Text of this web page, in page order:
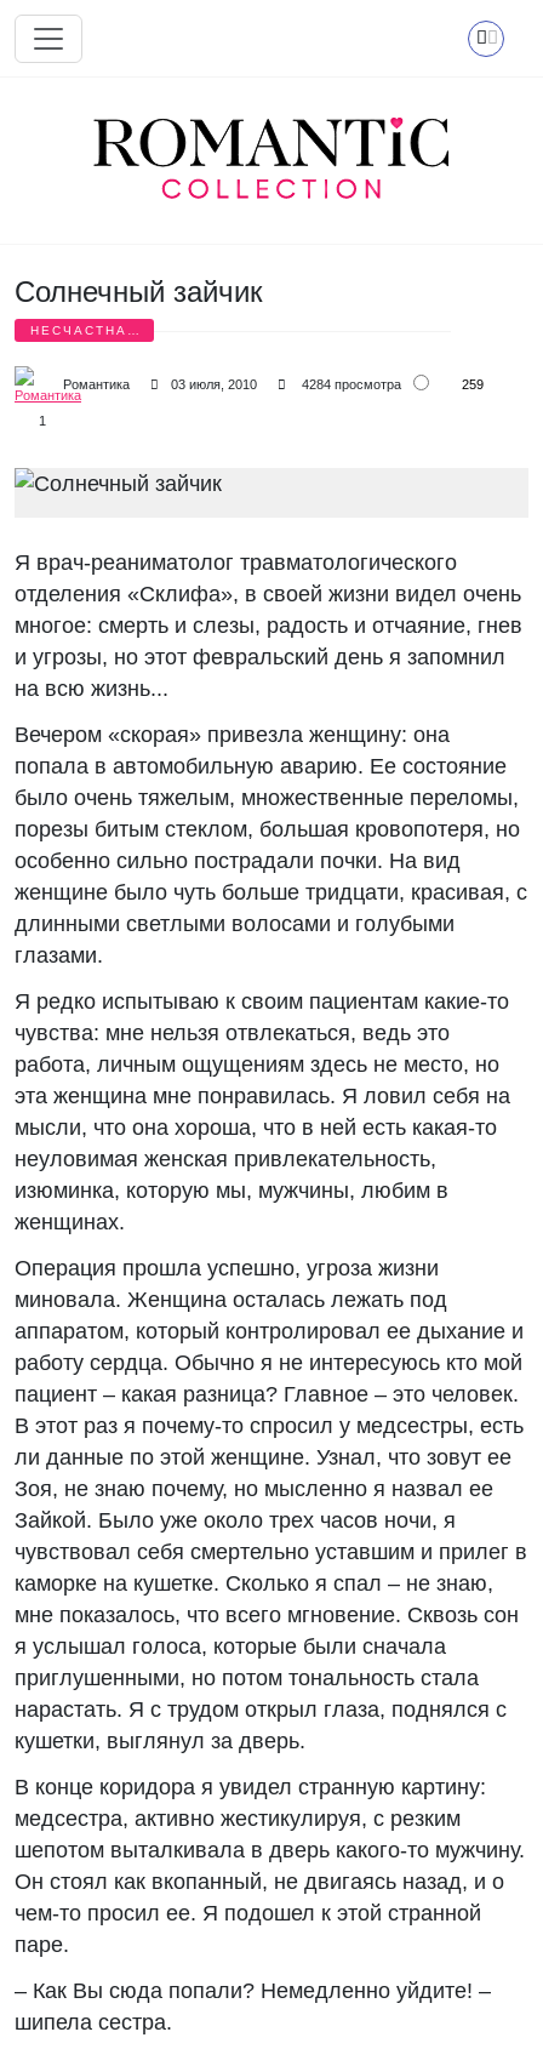
Перейти к основному содержанию
Солнечный зайчик
НЕСЧАСТНАЯ
Романтика 03 июля, 2010 4284 просмотра 259
1
Я врач-реаниматолог травматологического
отделения «Склифа», в своей жизни видел очень
многое: смерть и слезы, радость и отчаяние, гнев
и угрозы, но этот февральский день я запомнил
на всю жизнь...
Вечером «скорая» привезла женщину: она
попала в автомобильную аварию. Ее состояние
было очень тяжелым, множественные переломы,
порезы битым стеклом, большая кровопотеря, но
особенно сильно пострадали почки. На вид
женщине было чуть больше тридцати, красивая, с
длинными светлыми волосами и голубыми
глазами.
Я редко испытываю к своим пациентам какие-то
чувства: мне нельзя отвлекаться, ведь это
работа, личным ощущениям здесь не место, но
эта женщина мне понравилась. Я ловил себя на
мысли, что она хороша, что в ней есть какая-то
неуловимая женская привлекательность,
изюминка, которую мы, мужчины, любим в
женщинах.
Операция прошла успешно, угроза жизни
миновала. Женщина осталась лежать под
аппаратом, который контролировал ее дыхание и
работу сердца. Обычно я не интересуюсь кто мой
пациент – какая разница? Главное – это человек.
В этот раз я почему-то спросил у медсестры, есть
ли данные по этой женщине. Узнал, что зовут ее
Зоя, не знаю почему, но мысленно я назвал ее
Зайкой. Было уже около трех часов ночи, я
чувствовал себя смертельно уставшим и прилег в
каморке на кушетке. Сколько я спал – не знаю,
мне показалось, что всего мгновение. Сквозь сон
я услышал голоса, которые были сначала
приглушенными, но потом тональность стала
нарастать. Я с трудом открыл глаза, поднялся с
кушетки, выглянул за дверь.
В конце коридора я увидел странную картину:
медсестра, активно жестикулируя, с резким
шепотом выталкивала в дверь какого-то мужчину.
Он стоял как вкопанный, не двигаясь назад, и о
чем-то просил ее. Я подошел к этой странной
паре.
– Как Вы сюда попали? Немедленно уйдите! –
шипела сестра.